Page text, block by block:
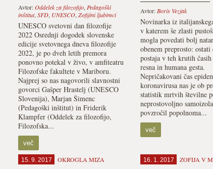
Avtor:Oddelek za filozofijo, Pedagoški
inštitut, SFD, UNESCO, Zofijini ljubimci
UNESCO svetovni dan filozofije
2022 Osrednji dogodek slovenske
edicije svetovnega dneva filozofije
2022, je po dveh letih premora
ponovno potekal v živo, v amfiteatru
Filozofske fakultete v Mariboru.
Najprej so nas nagovorili slavnostni
govorci Gašper Hrastelj (UNESCO
Slovenija), Marjan Šimenc
(Pedagoški inštitut) in Friderik
Klampfer (Oddelek za filozofijo,
Filozofska...
več
Avtor: Boris Vezjak
Novinarka iz
v katerem še zlasti
mogla povedati bolj
obenem preprosto: ostati
postaja v teh krutih
resna in humana gesta.
Nepričakovani čas
koronavirusa nas je ob
statistik mrtvih številne
neprostovoljno
povzročil popolnoma...
več
15. 9. 2017 OKROGLA MIZA 16. 1. 2017 ZOFIJA V